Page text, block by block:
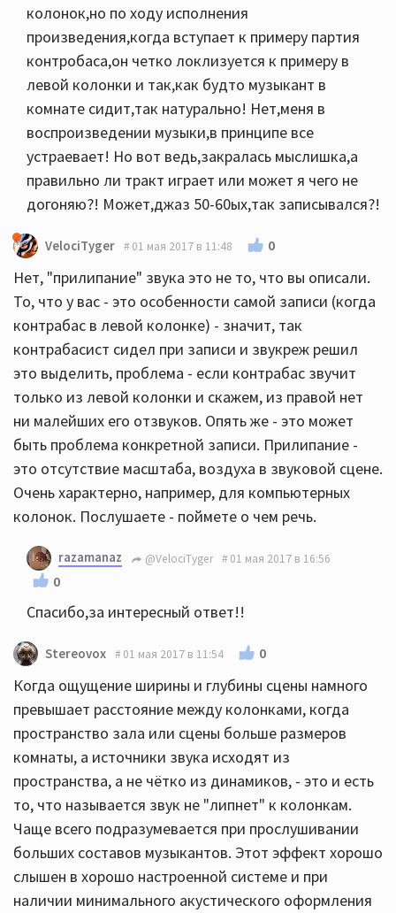
колонок,но по ходу исполнения
произведения,когда вступает к примеру партия
контробаса,он четко локлизуется к примеру в
левой колонки и так,как будто музыкант в
комнате сидит,так натурально! Нет,меня в
воспроизведении музыки,в принципе все
устраевает! Но вот ведь,закралась мыслишка,а
правильно ли тракт играет или может я чего не
догоняю?! Может,джаз 50-60ых,так записывался?!
VelociTyger 01 мая 2017 в 11:48 0
Нет, "прилипание" звука это не то, что вы описали.
То, что у вас - это особенности самой записи (когда
контрабас в левой колонке) - значит, так
контрабасист сидел при записи и звукреж решил
это выделить, проблема - если контрабас звучит
только из левой колонки и скажем, из правой нет
ни малейших его отзвуков. Опять же - это может
быть проблема конкретной записи. Прилипание -
это отсутствие масштаба, воздуха в звуковой сцене.
Очень характерно, например, для компьютерных
колонок. Послушаете - поймете о чем речь.
razamanaz @VelociTyger 01 мая 2017 в 16:56
0
Спасибо,за интересный ответ!!
Stereovox 01 мая 2017 в 11:54 0
Когда ощущение ширины и глубины сцены намного
превышает расстояние между колонками, когда
пространство зала или сцены больше размеров
комнаты, а источники звука исходят из
пространства, а не чётко из динамиков, - это и есть
то, что называется звук не "липнет" к колонкам.
Чаще всего подразумевается при прослушивании
больших составов музыкантов. Этот эффект хорошо
слышен в хорошо настроенной системе и при
наличии минимального акустического оформления